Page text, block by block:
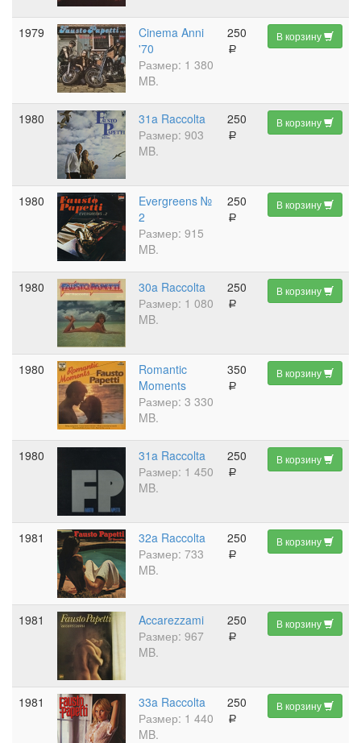
1979
Cinema Anni
'70
Размер: 1 380
MB.
250
a
В корзину
1980
31a Raccolta
Размер: 903
MB.
250
a
В корзину
1980
Evergreens №
2
Размер: 915
MB.
250
a
В корзину
1980
30a Raccolta
Размер: 1 080
MB.
250
a
В корзину
1980
Romantic
Moments
Размер: 3 330
MB.
350
a
В корзину
1980
31a Raccolta
Размер: 1 450
MB.
250
a
В корзину
1981
32a Raccolta
Размер: 733
MB.
250
a
В корзину
1981
Accarezzami
Размер: 967
MB.
250
a
В корзину
1981
33a Raccolta
Размер: 1 440
MB.
250
a
В корзину